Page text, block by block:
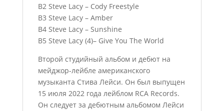
B2 Steve Lacy – Cody Freestyle
B3 Steve Lacy – Amber
B4 Steve Lacy – Sunshine
B5 Steve Lacy (4)– Give You The World
Второй студийный альбом и дебют на
мейджор-лейбле американского
музыканта Стива Лейси. Он был выпущен
15 июля 2022 года лейблом RCA Records.
Он следует за дебютным альбомом Лейси